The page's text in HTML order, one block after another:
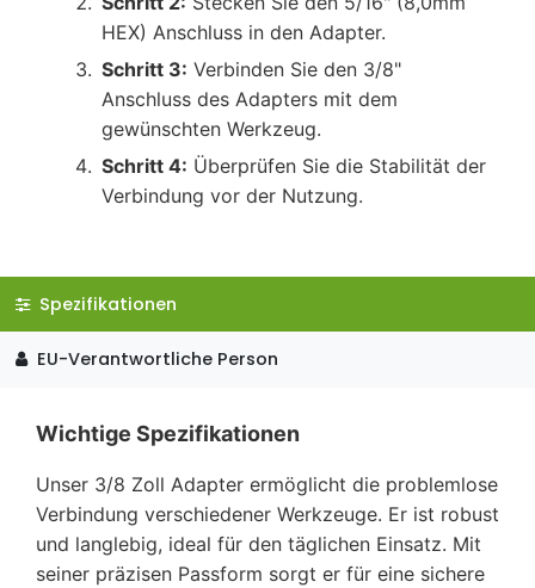
HEX) Anschluss in den Adapter.
Schritt 3: Verbinden Sie den 3/8"
Anschluss des Adapters mit dem
gewünschten Werkzeug.
Schritt 4: Überprüfen Sie die Stabilität der
Verbindung vor der Nutzung.
Spezifikationen
EU-Verantwortliche Person
Wichtige Spezifikationen
Unser 3/8 Zoll Adapter ermöglicht die problemlose
Verbindung verschiedener Werkzeuge. Er ist robust
und langlebig, ideal für den täglichen Einsatz. Mit
seiner präzisen Passform sorgt er für eine sichere